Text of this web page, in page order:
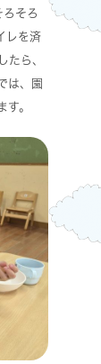
そろ
レを済
たら、
は、園
。